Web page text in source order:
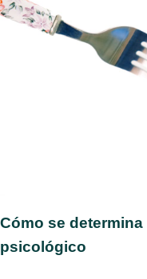
Cómo se
psicológico